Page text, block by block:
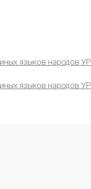
языков народов УР
языков народов УР